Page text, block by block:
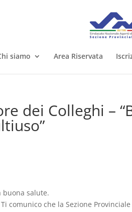
siamo Area Riservata
dei Colleghi –
salute.
comunico che la Sezione